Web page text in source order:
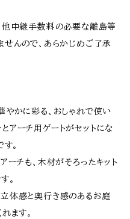
他中継手数料の必要な離島等
んので、あらかじめご了承
かに彩る、おしゃれで使い
アーチ用ゲートがセットにな
。
チも、木材がそろったキット
。
体感と奥行き感のあるお庭
ます。